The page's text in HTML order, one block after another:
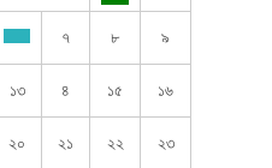
৭ ৮ ৯
১৩ ৪ ১৫ ১৬
২০ ২১ ২২ ২৩